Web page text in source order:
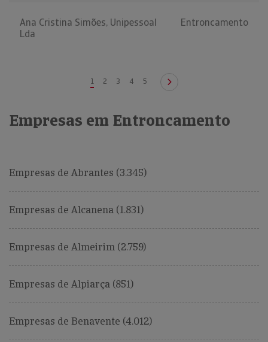
Ana Cristina Simões, Unipessoal
Lda
Entroncamento
1 2 3 4 5
Empresas em Entroncamento
Empresas de Abrantes (3.345)
Empresas de Alcanena (1.831)
Empresas de Almeirim (2.759)
Empresas de Alpiarça (851)
Empresas de Benavente (4.012)